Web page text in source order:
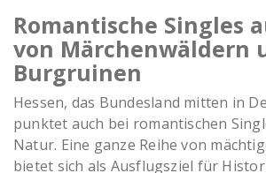
Romantische Singles
von Märchenwäldern
Burgruinen
Hessen, das Bundesland mitten in
punktet auch bei romantischen
Natur. Eine ganze Reihe von
bietet sich als Ausflugsziel für